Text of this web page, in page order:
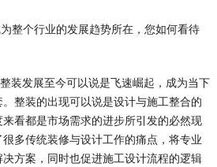
整个行业的发展趋势所在，您如何看待
装发展至今可以说是飞速崛起，成为当下
整装的出现可以说是设计与施工整合的
看都是市场需求的进步所引发的必然现
多传统装修与设计工作的痛点，将专业
方案，同时也促进施工设计流程的逻辑